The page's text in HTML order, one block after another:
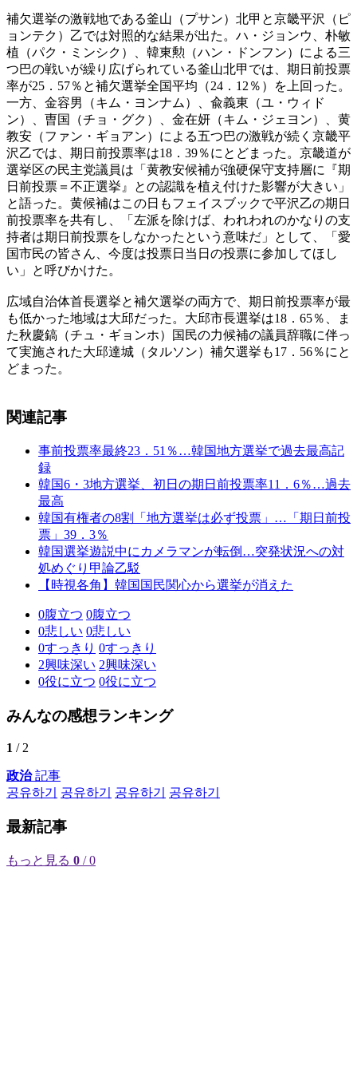
補欠選挙の激戦地である釜山（プサン）北甲と京畿平沢（ピ
ョンテク）乙では対照的な結果が出た。ハ・ジョンウ、朴敏
植（パク・ミンシク）、韓東勲（ハン・ドンフン）による三
つ巴の戦いが繰り広げられている釜山北甲では、期日前投票
率が25．57％と補欠選挙全国平均（24．12％）を上回った。
一方、金容男（キム・ヨンナム）、兪義東（ユ・ウィド
ン）、曺国（チョ・グク）、金在妍（キム・ジェヨン）、黄
教安（ファン・ギョアン）による五つ巴の激戦が続く京畿平
沢乙では、期日前投票率は18．39％にとどまった。京畿道が
選挙区の民主党議員は「黄教安候補が強硬保守支持層に『期
日前投票＝不正選挙』との認識を植え付けた影響が大きい」
と語った。黄候補はこの日もフェイスブックで平沢乙の期日
前投票率を共有し、「左派を除けば、われわれのかなりの支
持者は期日前投票をしなかったという意味だ」として、「愛
国市民の皆さん、今度は投票日当日の投票に参加してほし
い」と呼びかけた。
広域自治体首長選挙と補欠選挙の両方で、期日前投票率が最
も低かった地域は大邱だった。大邱市長選挙は18．65％、ま
た秋慶鎬（チュ・ギョンホ）国民の力候補の議員辞職に伴っ
て実施された大邱達城（タルソン）補欠選挙も17．56％にと
どまった。
関連記事
事前投票率最終23．51％…韓国地方選挙で過去最高記
録
韓国6・3地方選挙、初日の期日前投票率11．6％…過去
最高
韓国有権者の8割「地方選挙は必ず投票」…「期日前投
票」39．3％
韓国選挙遊説中にカメラマンが転倒…突発状況への対
処めぐり甲論乙駁
【時視各角】韓国国民関心から選挙が消えた
0腹立つ 0腹立つ
0悲しい 0悲しい
0すっきり 0すっきり
2興味深い 2興味深い
0役に立つ 0役に立つ
みんなの感想ランキング
1 / 2
政治記事
공유하기
공유하기 공유하기 공유하기
最新記事
もっと見る 0 / 0